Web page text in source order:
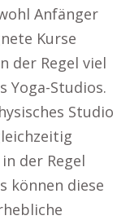
Anfänger
Kurse
der Regel viel
Yoga-Studios.
Studio
der Regel
können diese